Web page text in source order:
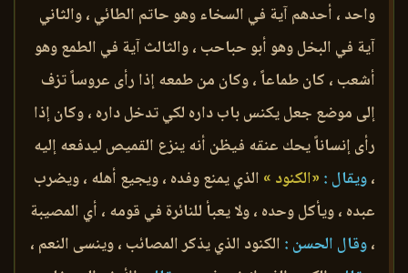
واحد ، أحدهم آية في السخاء وهو حاتم الطائي ، والثاني
آية في البخل وهو أبو حباحب ، والثالث آية في الطمع وهو
أشعب ، كان طماعاً ، وكان من طمعه إذا رأى عروساً تزف
إلى موضع جعل يكنس باب داره لكي تدخل داره ، وكان إذا
رأى إنساناً يحك عنقه فيظن أنه ينزع القميص ليدفعه إليه
،ويقال : «الكنود » الذي يمنع وفده ، ويجيع أهله ، ويضرب
عبده ، ويأكل وحده ، ولا يعبأ للنائرة في قومه ، أي المصيبة
،وقال الحسن : الكنود الذي يذكر المصائب ، وينسى النعم ،